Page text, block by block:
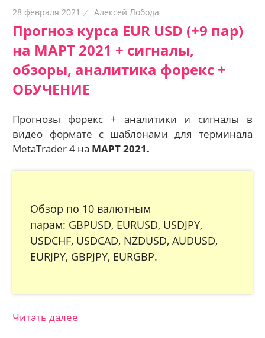
28 февраля 2021 Алексей Лобода
Прогноз курса EUR USD (+9 пар)
на МАРТ 2021 + сигналы,
обзоры, аналитика форекс +
ОБУЧЕНИЕ
Прогнозы форекс + аналитики и сигналы в
видео формате с шаблонами для терминала
MetaTrader 4 на МАРТ 2021.
Обзор по 10 валютным
парам: GBPUSD, EURUSD, USDJPY,
USDCHF, USDCAD, NZDUSD, AUDUSD,
EURJPY, GBPJPY, EURGBP.
Читать далее